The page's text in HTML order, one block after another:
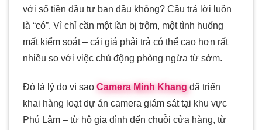
với số tiền đầu tư ban đầu không? Câu trả lời luôn
là “có”. Vì chỉ cần một lần bị trộm, một tình huống
mất kiểm soát – cái giá phải trả có thể cao hơn rất
nhiều so với việc chủ động phòng ngừa từ sớm.
Đó là lý do vì sao Camera Minh Khangđã triển
khai hàng loạt dự án camera giám sát tại khu vực
Phú Lâm – từ hộ gia đình đến chuỗi cửa hàng, từ